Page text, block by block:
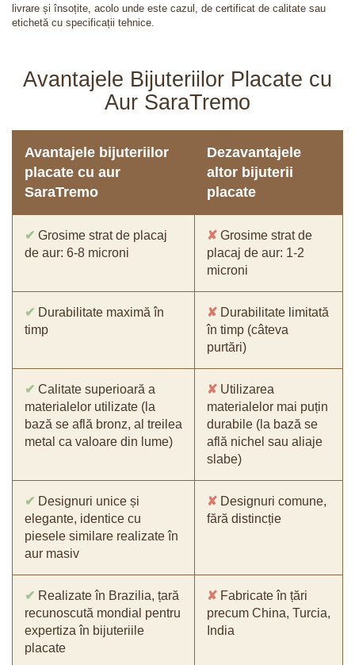
livrare și însoțite, acolo unde este cazul, de certificat de calitate sau
etichetă cu specificații tehnice.
Avantajele Bijuteriilor Placate cu
Aur SaraTremo
Avantajele bijuteriilor
placate cu aur
SaraTremo
Dezavantajele
altor bijuterii
placate
✔ Grosime strat de placaj
de aur: 6-8 microni
✘ Grosime strat de
placaj de aur: 1-2
microni
✔ Durabilitate maximă în
timp
✘ Durabilitate limitată
în timp (câteva
purtări)
✔ Calitate superioară a
materialelor utilizate (la
bază se află bronz, al treilea
metal ca valoare din lume)
✘ Utilizarea
materialelor mai puțin
durabile (la bază se
află nichel sau aliaje
slabe)
✔ Designuri unice și
elegante, identice cu
piesele similare realizate în
aur masiv
✘ Designuri comune,
fără distincție
✔ Realizate în Brazilia, țară
recunoscută mondial pentru
expertiza în bijuteriile
placate
✘ Fabricate în țări
precum China, Turcia,
India